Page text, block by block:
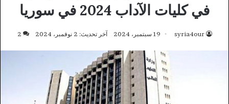
في كليات الآداب 2024 في سوريا
syria4our 19 سبتمبر، 2024 آخر تحديث: 2 نوفمبر، 2024 2